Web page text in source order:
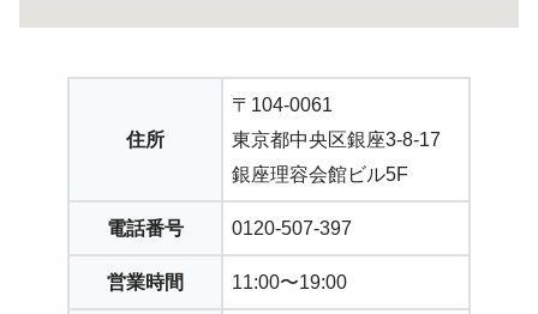
住所
〒104-0061
東京都中央区銀座3-8-17
銀座理容会館ビル5F
電話番号 0120-507-397
営業時間 11:00〜19:00